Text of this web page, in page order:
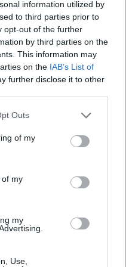
information utilized by
to third parties prior to
opt-out of the further
by third parties on the
This information may
on the IAB’s List of
further disclose it to other
Outs
of my
of my
my
Use,
z Polski do Włoch?!
PKP Intercity! |
"Solidarności", który
sprzeciwu, uczestnicząc
z prawem, o czym
ale i słowa
kiedyś przeciwstawili się
odmówić i tym razem.
większą łatwość
zdecydowali się na
Dlaczego? Ponieważ
większą odwagą, aby
Nie jest łatwo
ani ultra